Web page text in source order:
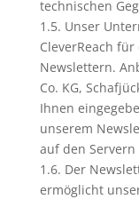
technischen
1.5. Unser
CleverReach
Newslettern.
Co. KG,
Ihnen
unserem
auf den Servern
1.6. Der
ermöglicht